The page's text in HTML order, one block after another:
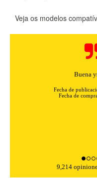
Veja os modelos
Buena
Fecha de
Fecha de
9,214
HABILITAR